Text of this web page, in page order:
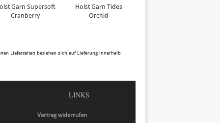
Garn Supersoft
Cranberry
Holst Garn Tides
Orchid
Lieferzeiten beziehen sich auf Lieferung innerhalb
LINKS
Vertrag widerrufen